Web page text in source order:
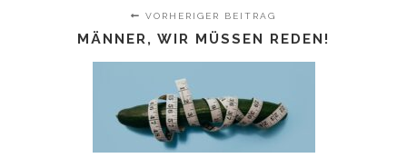
VORHERIGER BEITRAG
MÄNNER, WIR MÜSSEN REDEN!